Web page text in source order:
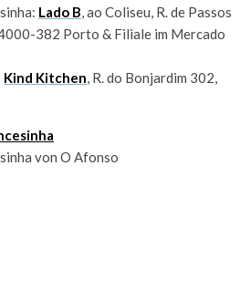
Lado B, ao Coliseu, R. de Passos
382 Porto & Filiale im Mercado
Kind Kitchen, R. do Bonjardim 302,
von O Afonso